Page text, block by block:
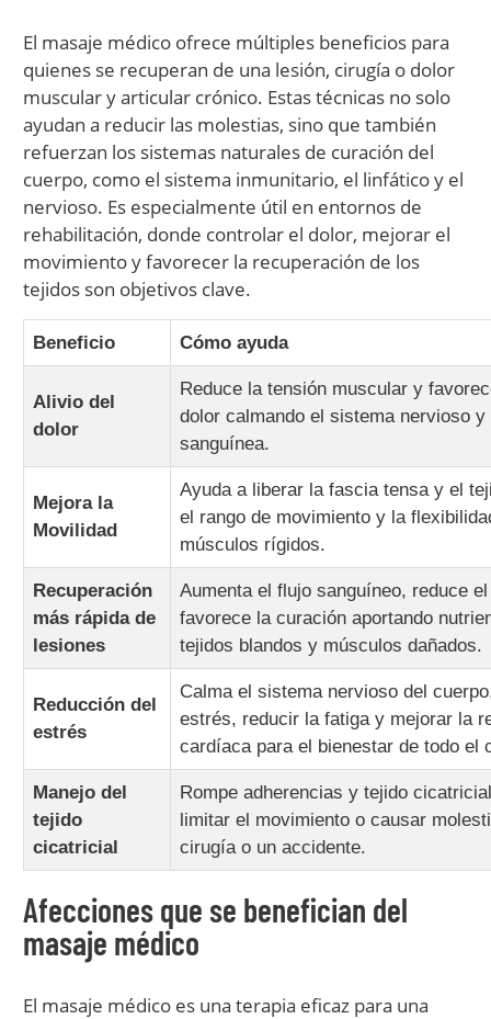
El masaje médico ofrece múltiples beneficios para
quienes se recuperan de una lesión, cirugía o dolor
muscular y articular crónico. Estas técnicas no solo
ayudan a reducir las molestias, sino que también
refuerzan los sistemas naturales de curación del
cuerpo, como el sistema inmunitario, el linfático y el
nervioso. Es especialmente útil en entornos de
rehabilitación, donde controlar el dolor, mejorar el
movimiento y favorecer la recuperación de los
tejidos son objetivos clave.
Beneficio Cómo ayuda
Alivio del
dolor
Reduce la tensión muscular y
dolor calmando el sistema nervioso
sanguínea.
Mejora la
Movilidad
Ayuda a liberar la fascia tensa y el
el rango de movimiento y la
músculos rígidos.
Recuperación
más rápida de
lesiones
Aumenta el flujo sanguíneo, reduce
favorece la curación aportando
tejidos blandos y músculos dañados.
Reducción del
estrés
Calma el sistema nervioso del
estrés, reducir la fatiga y mejorar la
cardíaca para el bienestar de todo el
Manejo del
tejido
cicatricial
Rompe adherencias y tejido
limitar el movimiento o causar
cirugía o un accidente.
Afecciones que se benefician del
masaje médico
El masaje médico es una terapia eficaz para una